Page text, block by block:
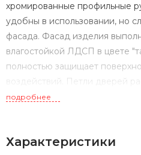
хромированные профильные
удобны в использовании, но
фасада. Фасад изделия
влагостойкой ЛДСП в цвете
полностью защищает
воздействий. Петли дверей
оснащены интегрированным
подробнее
Характеристики